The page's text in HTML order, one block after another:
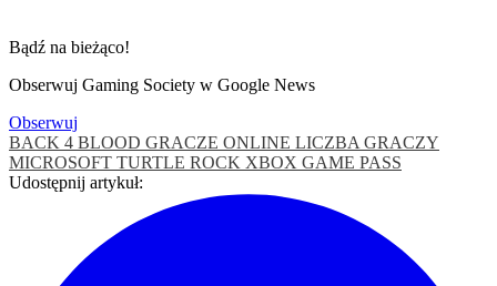
Bądź na bieżąco!
Obserwuj Gaming Society w Google News
Obserwuj
BACK 4 BLOOD GRACZE ONLINE LICZBA GRACZY
MICROSOFT TURTLE ROCK XBOX GAME PASS
Udostępnij artykuł: